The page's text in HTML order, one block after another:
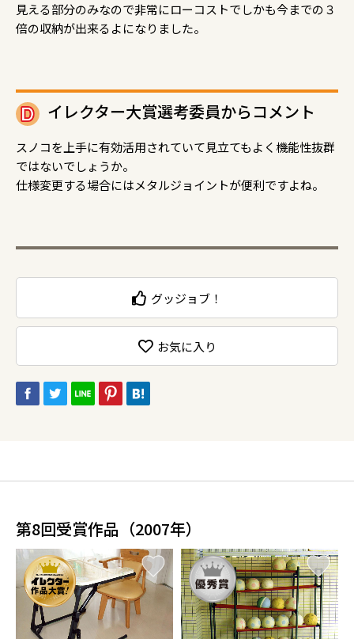
見える部分のみなので非常にローコストでしかも今までの３
倍の収納が出来るよになりました。
イレクター大賞選考委員からコメント
スノコを上手に有効活用されていて見立てもよく機能性抜群
ではないでしょうか。
仕様変更する場合にはメタルジョイントが便利ですよね。
グッジョブ！
お気に入り
第8回受賞作品（2007年）